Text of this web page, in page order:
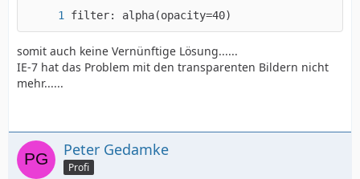
filter: alpha(opacity=40)
somit auch keine Vernünftige Lösung......
IE-7 hat das Problem mit den transparenten Bildern nicht
mehr......
Peter Gedamke
Profi